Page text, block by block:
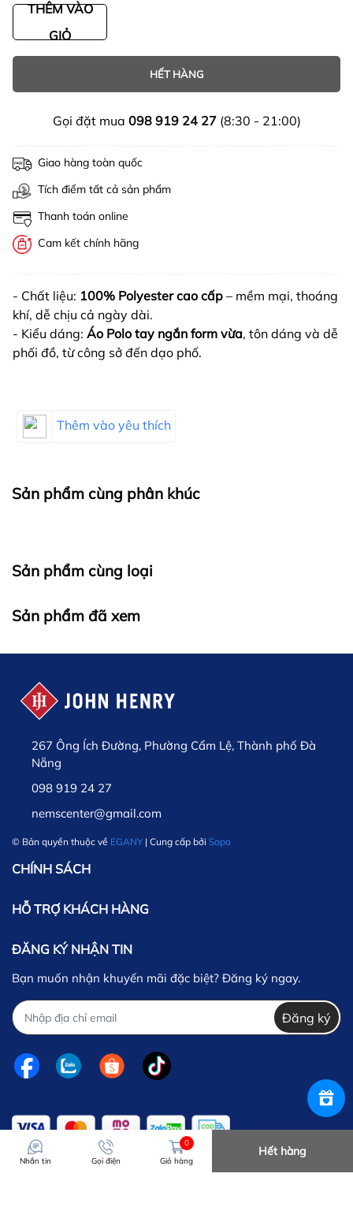
THÊM VÀO
GIỎ
HẾT HÀNG
Gọi đặt mua 098 919 24 27(8:30 - 21:00)
Giao hàng toàn quốc
Tích điểm tất cả sản phẩm
Thanh toán online
Cam kết chính hãng
- Chất liệu: 100% Polyester cao cấp – mềm mại, thoáng
khí, dễ chịu cả ngày dài.
- Kiểu dáng: Áo Polo tay ngắn form vừa, tôn dáng và dễ
phối đồ, từ công sở đến dạo phố.
Thêm vào yêu thích
Sản phẩm cùng phân khúc
Sản phẩm cùng loại
Sản phẩm đã xem
267 Ông Ích Đường, Phường Cẩm Lệ, Thành phố Đà
Nẵng
098 919 24 27
nemscenter@gmail.com
© Bản quyền thuộc về EGANY | Cung cấp bởi Sapo
CHÍNH SÁCH
HỖ TRỢ KHÁCH HÀNG
ĐĂNG KÝ NHẬN TIN
Bạn muốn nhận khuyến mãi đặc biệt? Đăng ký ngay.
Đăng ký
Nhắn tin Gọi điện
0
Giỏ hàng
Hết hàng